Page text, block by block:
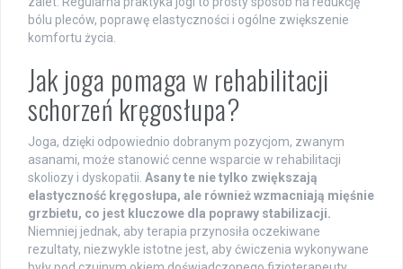
bólu pleców, poprawę elastyczności i ogólne zwiększenie
komfortu życia.
Jak joga pomaga w rehabilitacji
schorzeń kręgosłupa?
Joga, dzięki odpowiednio dobranym pozycjom, zwanym
asanami, może stanowić cenne wsparcie w rehabilitacji
skoliozy i dyskopatii. Asany te nie tylko zwiększają
elastyczność kręgosłupa, ale również wzmacniają mięśnie
grzbietu, co jest kluczowe dla poprawy stabilizacji.
Niemniej jednak, aby terapia przynosiła oczekiwane
rezultaty, niezwykle istotne jest, aby ćwiczenia wykonywane